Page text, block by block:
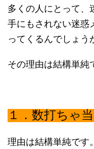
多くの人にとって、
手にもされない迷惑
ってくるんでしょう
その理由は結構単純
１．数打ちゃ
理由は結構単純です。